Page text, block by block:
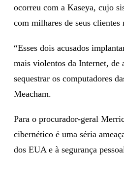
ocorreu com a Kaseya, cujo
com milhares de seus clientes
“Esses dois acusados
mais violentos da Internet, de
sequestrar os computadores
Meacham.
Para o procurador-geral
cibernético é uma séria
dos EUA e à segurança